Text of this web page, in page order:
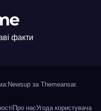
факти
за Themeansar.
Про насУгода користувача